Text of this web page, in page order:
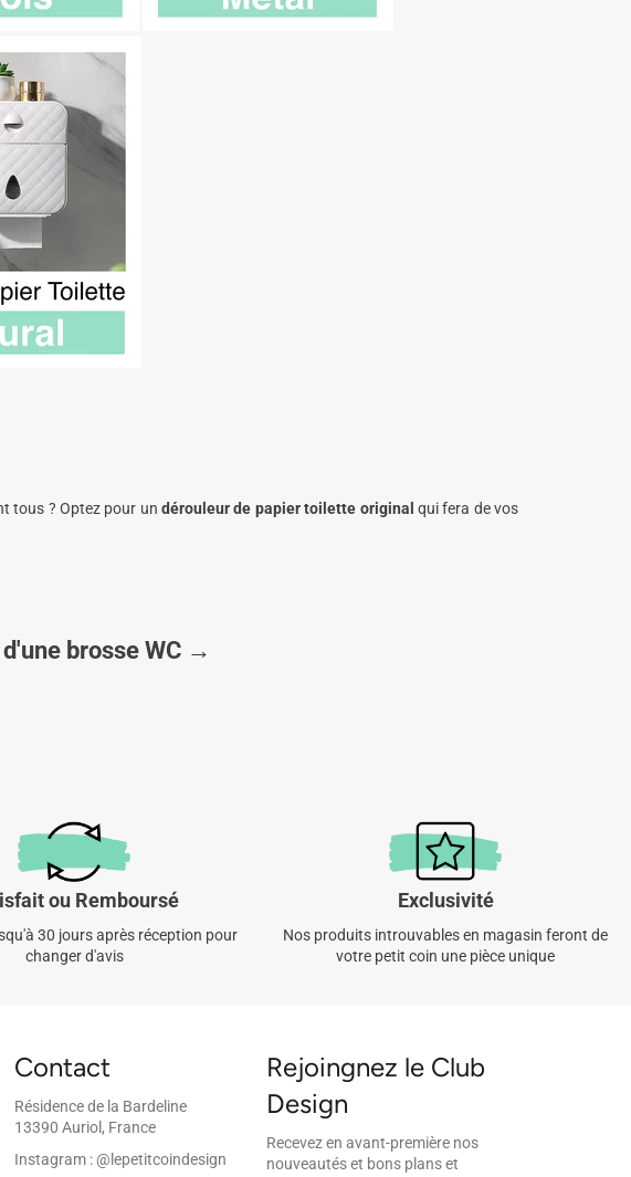
tous ? Optez pour undérouleur de papier toilette original qui fera de vos
brosse WC →
ou Remboursé
30 jours après réception pour
changer d'avis
Exclusivité
Nos produits introuvables en magasin feront de
votre petit coin une pièce unique
Contact
Résidence de la Bardeline
13390 Auriol, France
Instagram : @lepetitcoindesign
Rejoingnez le Club
Design
Recevez en avant-première nos
nouveautés et bons plans et